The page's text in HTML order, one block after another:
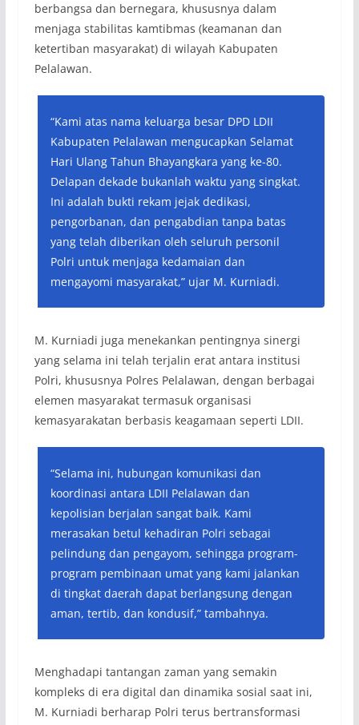
berbangsa dan bernegara, khususnya dalam
menjaga stabilitas kamtibmas (keamanan dan
ketertiban masyarakat) di wilayah Kabupaten
Pelalawan.
“Kami atas nama keluarga besar DPD LDII
Kabupaten Pelalawan mengucapkan Selamat
Hari Ulang Tahun Bhayangkara yang ke-80.
Delapan dekade bukanlah waktu yang singkat.
Ini adalah bukti rekam jejak dedikasi,
pengorbanan, dan pengabdian tanpa batas
yang telah diberikan oleh seluruh personil
Polri untuk menjaga kedamaian dan
mengayomi masyarakat,” ujar M. Kurniadi.
M. Kurniadi juga menekankan pentingnya sinergi
yang selama ini telah terjalin erat antara institusi
Polri, khususnya Polres Pelalawan, dengan berbagai
elemen masyarakat termasuk organisasi
kemasyarakatan berbasis keagamaan seperti LDII.
“Selama ini, hubungan komunikasi dan
koordinasi antara LDII Pelalawan dan
kepolisian berjalan sangat baik. Kami
merasakan betul kehadiran Polri sebagai
pelindung dan pengayom, sehingga program-
program pembinaan umat yang kami jalankan
di tingkat daerah dapat berlangsung dengan
aman, tertib, dan kondusif,” tambahnya.
Menghadapi tantangan zaman yang semakin
kompleks di era digital dan dinamika sosial saat ini,
M. Kurniadi berharap Polri terus bertransformasi